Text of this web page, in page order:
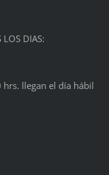
LOS DIAS:
llegan el día hábil